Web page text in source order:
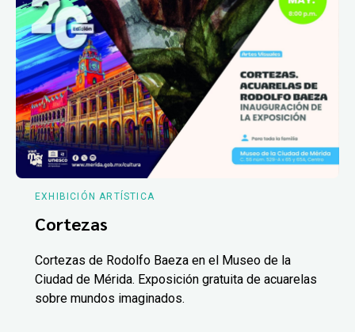
EXHIBICIÓN ARTÍSTICA
Cortezas
Cortezas de Rodolfo Baeza en el Museo de la
Ciudad de Mérida. Exposición gratuita de acuarelas
sobre mundos imaginados.